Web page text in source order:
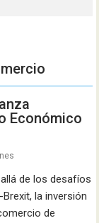
Económico
de los desafíos
la inversión
de